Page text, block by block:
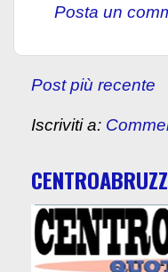
Posta un
Post più recente
Iscriviti a: